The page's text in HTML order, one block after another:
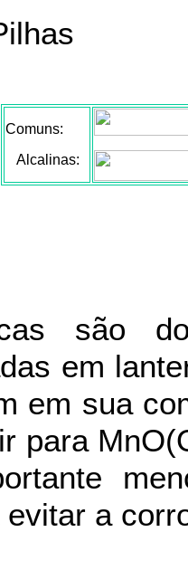
Comuns:
Alcalinas:
são
em
em sua
para
a